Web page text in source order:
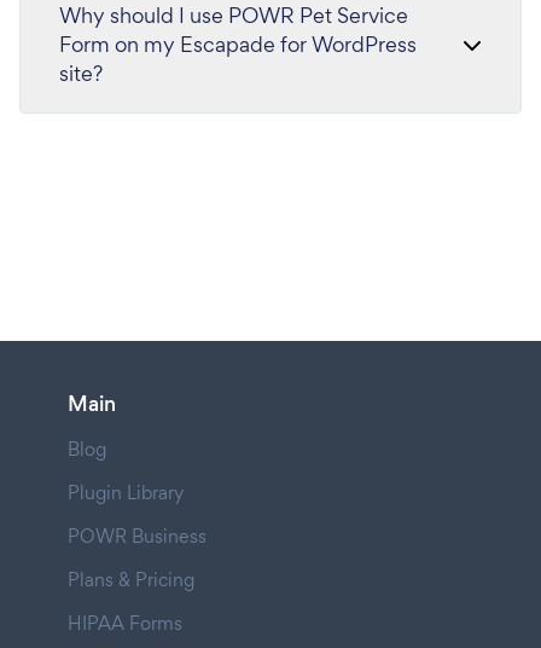
Why should I use POWR Pet Service
Form on my Escapade for WordPress
site?
Main
Blog
Plugin Library
POWR Business
Plans & Pricing
HIPAA Forms